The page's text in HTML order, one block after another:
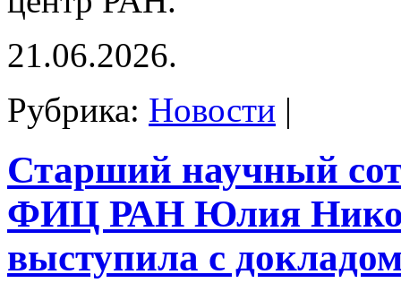
21.06.2026.
Рубрика: Новости |
Старший научный
ФИЦ РАН Юлия
выступила с